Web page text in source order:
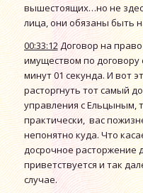
вышестоящих…но не
лица, они обязаны быть
00:33:12Договор на
имуществом по договору
минут 01 секунда. И вот
расторгнуть тот самый
управления с Ельцыным,
практически, вас
непонятно куда. Что
досрочное расторжение
приветствуется и так
случае.